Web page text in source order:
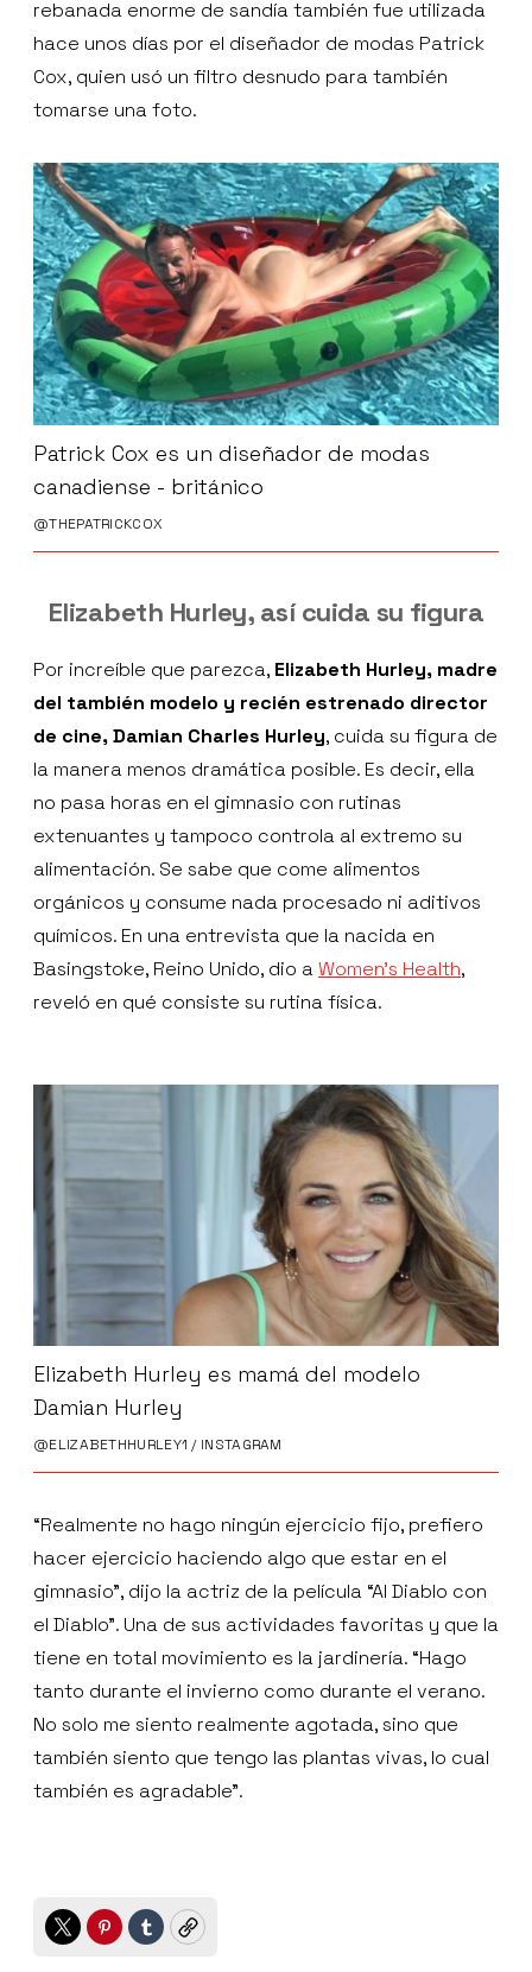
rebanada enorme de sandía también fue utilizada
hace unos días por el diseñador de modas Patrick
Cox, quien usó un filtro desnudo para también
tomarse una foto.
Patrick Cox es un diseñador de modas
canadiense - británico
@THEPATRICKCOX
Elizabeth Hurley, así cuida su figura
Por increíble que parezca, Elizabeth Hurley, madre
del también modelo y recién estrenado director
de cine, Damian Charles Hurley, cuida su figura de
la manera menos dramática posible. Es decir, ella
no pasa horas en el gimnasio con rutinas
extenuantes y tampoco controla al extremo su
alimentación. Se sabe que come alimentos
orgánicos y consume nada procesado ni aditivos
químicos. En una entrevista que la nacida en
Basingstoke, Reino Unido, dio aWomen’s Health,
reveló en qué consiste su rutina física.
Elizabeth Hurley es mamá del modelo
Damian Hurley
@ELIZABETHHURLEY1 / INSTAGRAM
“Realmente no hago ningún ejercicio fijo, prefiero
hacer ejercicio haciendo algo que estar en el
gimnasio”, dijo la actriz de la película “Al Diablo con
el Diablo”. Una de sus actividades favoritas y que la
tiene en total movimiento es la jardinería. “Hago
tanto durante el invierno como durante el verano.
No solo me siento realmente agotada, sino que
también siento que tengo las plantas vivas, lo cual
también es agradable”.
TwitterPinterest
TumblrCopy